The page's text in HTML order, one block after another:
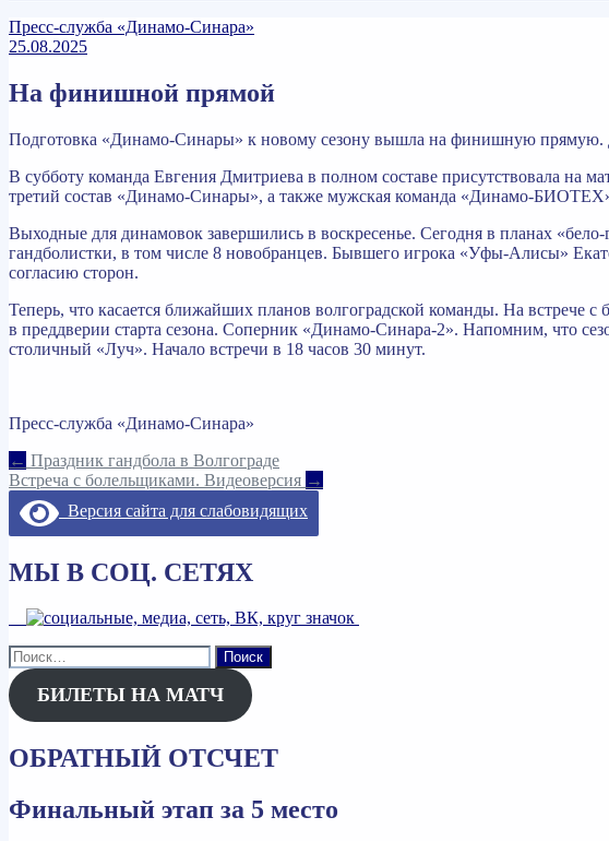
Пресс-служба «Динамо-Синара»
25.08.2025
На финишной прямой
Подготовка «Динамо-Синары» к новому сезону вышла на финишную прямую.
В субботу команда Евгения Дмитриева в полном составе присутствовала на
третий состав «Динамо-Синары», а также мужская команда «Динамо-
Выходные для динамовок завершились в воскресенье. Сегодня в планах
гандболистки, в том числе 8 новобранцев. Бывшего игрока «Уфы-Алисы»
согласию сторон.
Теперь, что касается ближайших планов волгоградской команды. На встрече
в преддверии старта сезона. Соперник «Динамо-Синара-2». Напомним, что
столичный «Луч». Начало встречи в 18 часов 30 минут.
Пресс-служба «Динамо-Синара»
Навигация
по
записям
← Праздник гандбола в Волгограде
Встреча с болельщиками. Видеоверсия →
Версия сайта для слабовидящих
МЫ В СОЦ. СЕТЯХ
Найти:
БИЛЕТЫ НА МАТЧ
ОБРАТНЫЙ ОТСЧЕТ
Финальный этап за 5 место